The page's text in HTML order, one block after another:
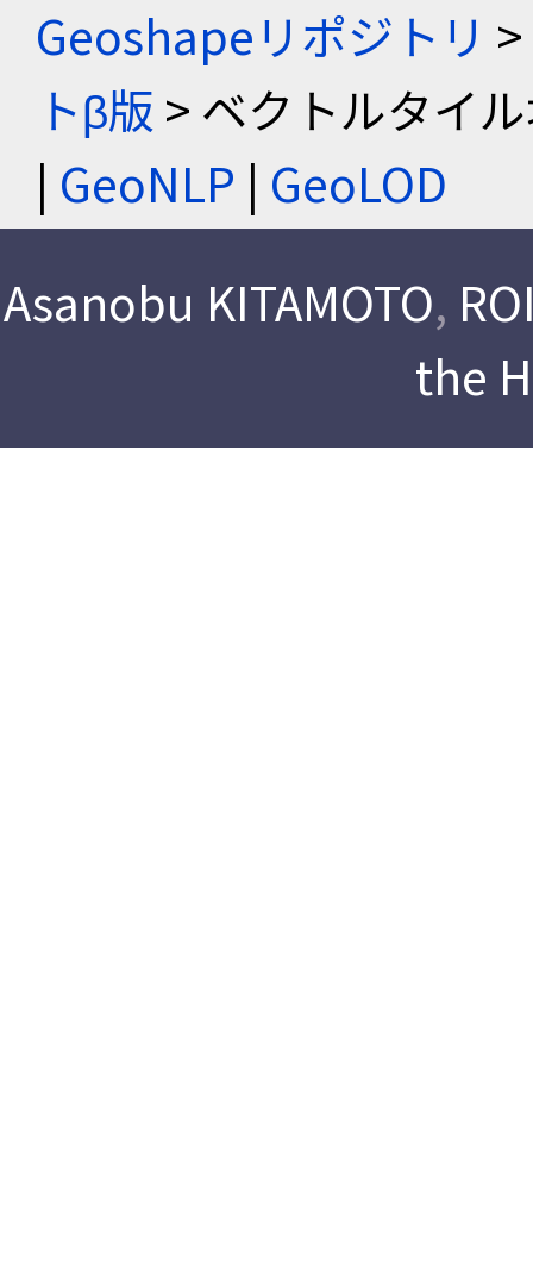
Geoshapeリポジトリ >
トβ版 > ベクトルタイ
| GeoNLP | GeoLOD
Asanobu KITAMOTO,
the